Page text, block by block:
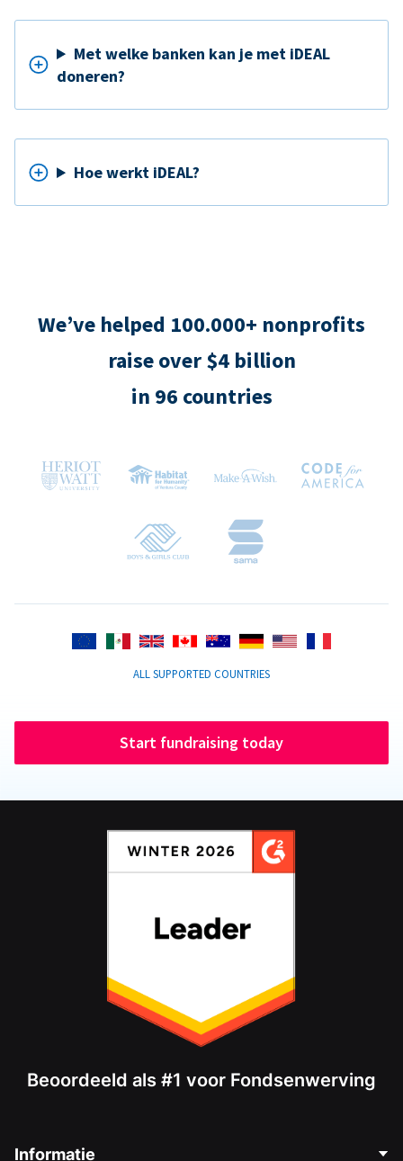
Met welke banken kan je met iDEAL
doneren?
Hoe werkt iDEAL?
We’ve helped 100.000+ nonprofits
raise over $4 billion
in 96 countries
ALL SUPPORTED COUNTRIES
Start fundraising today
Beoordeeld als #1 voor Fondsenwerving
Informatie